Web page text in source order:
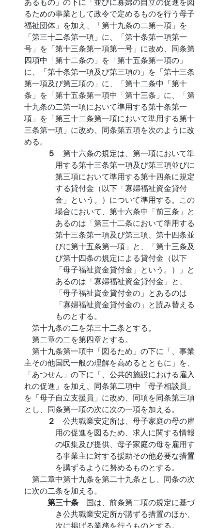
るための事業として政令で定めるものを行う母子
福祉団体」を加え、「第十九条の二第一項」を
「第三十二条第一項」に、「第十条第一項第一
号」を「第十三条第一項第一号」に改め、同条第
四項中「第十二条の」を「第十五条第一項の」
に、「第十条第一項及び第三項の」を「第十三条
第一項及び第三項の」に、「第十二条中「第十
条」を「第十五条第一項中「第十三条」に、「第
十九条の二第一項において準用する第十条第一
項」を「第三十二条第一項において準用する第十
三条第一項」に改め、同条第五項を次のように改
める。
５ 第十六条の規定は、第一項において準
用する第十三条第一項及び第三項並びに
第三項において準用する第十四条に規定
する貸付金（以下「寡婦福祉資金貸付
金」という。）について準用する。この
場合において、第十六条中「前三条」と
あるのは「第三十二条において準用する
第十三条第一項及び第三項、第十四条並
びに第十五条第一項」と、「第十三条及
び第十四条の規定による貸付金（以下
「母子福祉資金貸付金」という。）」と
あるのは「寡婦福祉資金貸付金」と、
「母子福祉資金貸付金の」とあるのは
「寡婦福祉資金貸付金の」と読み替える
ものとする。
第十九条の二を第三十二条とする。
第二章の二を第四章とする。
第十九条第一項中「図るため」の下に「、事業
主その他国民一般の理解を高めるとともに」を、
「あつせん」の下に「、公共的施設における雇入
れの促進」を加え、同条第二項中「母子相談員」
を「母子自立支援員」に改め、同項を同条第三項
とし、同条第一項の次に次の一項を加える。
２ 公共職業安定所は、母子家庭の母の雇
用の促進を図るため、求人に関する情報
の収集及び提供、母子家庭の母を雇用す
る事業主に対する援助その他必要な措置
を講ずるように努めるものとする。
第二章中第十九条を第二十九条とし、同条の次
に次の二条を加える。
第三十条 国は、前条第二項の規定に基づ
き公共職業安定所が講ずる措置のほか、
次に掲げる業務を行うものとする。